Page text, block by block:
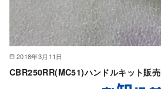
2018年3月11日
CBR250RR(MC51)ハンドルキット販売